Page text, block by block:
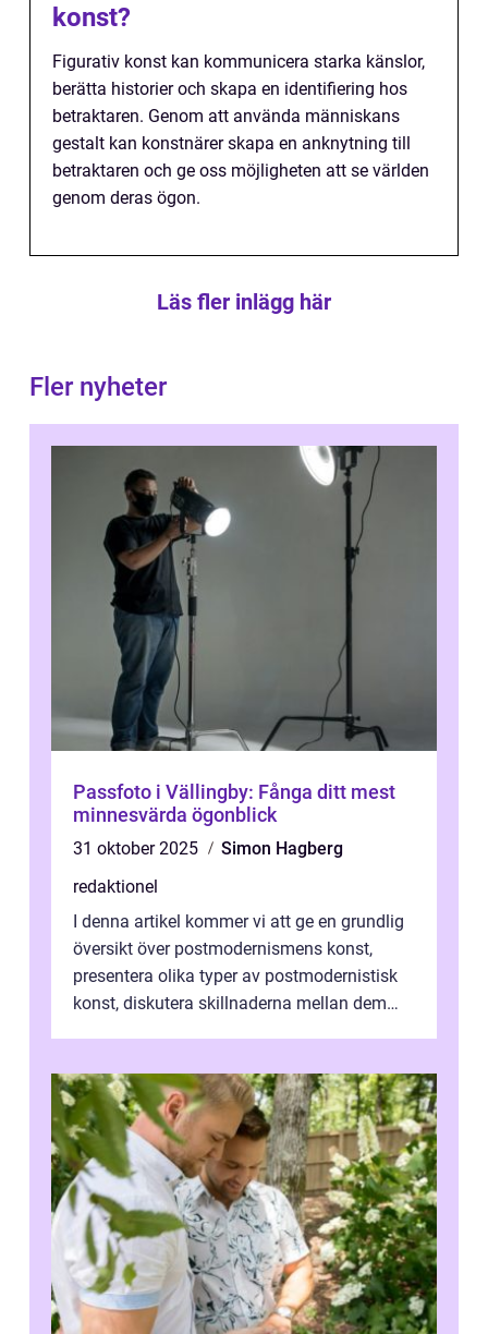
konst?
Figurativ konst kan kommunicera starka känslor,
berätta historier och skapa en identifiering hos
betraktaren. Genom att använda människans
gestalt kan konstnärer skapa en anknytning till
betraktaren och ge oss möjligheten att se världen
genom deras ögon.
Läs fler inlägg här
Fler nyheter
Passfoto i Vällingby: Fånga ditt mest
minnesvärda ögonblick
31 oktober 2025
Simon Hagberg
redaktionel
I denna artikel kommer vi att ge en grundlig
översikt över postmodernismens konst,
presentera olika typer av postmodernistisk
konst, diskutera skillnaderna mellan dem